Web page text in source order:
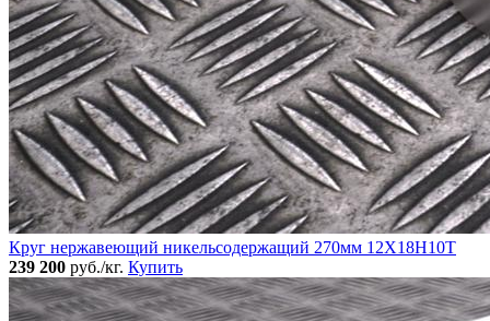
Круг нержавеющий никельсодержащий 270мм 12Х18Н10Т
239 200 руб./кг. Купить